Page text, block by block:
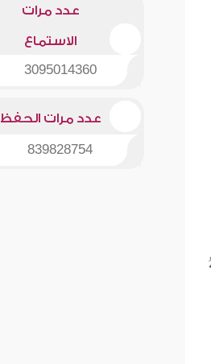
عدد مرات
الاستماع
3095014360
عدد مرات الحفظ
839828754